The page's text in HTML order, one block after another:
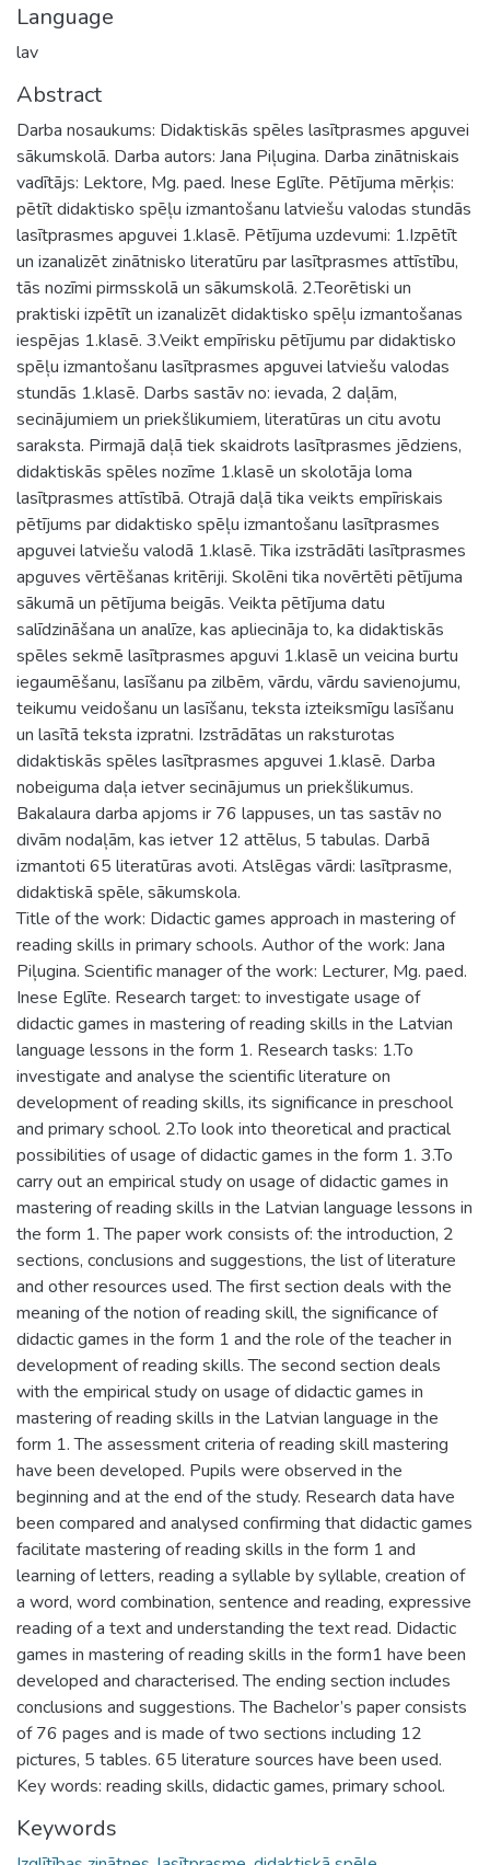
Language
lav
Abstract
Darba nosaukums: Didaktiskās spēles lasītprasmes apguvei
sākumskolā. Darba autors: Jana Piļugina. Darba zinātniskais
vadītājs: Lektore, Mg. paed. Inese Eglīte. Pētījuma mērķis:
pētīt didaktisko spēļu izmantošanu latviešu valodas stundās
lasītprasmes apguvei 1.klasē. Pētījuma uzdevumi: 1.Izpētīt
un izanalizēt zinātnisko literatūru par lasītprasmes attīstību,
tās nozīmi pirmsskolā un sākumskolā. 2.Teorētiski un
praktiski izpētīt un izanalizēt didaktisko spēļu izmantošanas
iespējas 1.klasē. 3.Veikt empīrisku pētījumu par didaktisko
spēļu izmantošanu lasītprasmes apguvei latviešu valodas
stundās 1.klasē. Darbs sastāv no: ievada, 2 daļām,
secinājumiem un priekšlikumiem, literatūras un citu avotu
saraksta. Pirmajā daļā tiek skaidrots lasītprasmes jēdziens,
didaktiskās spēles nozīme 1.klasē un skolotāja loma
lasītprasmes attīstībā. Otrajā daļā tika veikts empīriskais
pētījums par didaktisko spēļu izmantošanu lasītprasmes
apguvei latviešu valodā 1.klasē. Tika izstrādāti lasītprasmes
apguves vērtēšanas kritēriji. Skolēni tika novērtēti pētījuma
sākumā un pētījuma beigās. Veikta pētījuma datu
salīdzināšana un analīze, kas apliecināja to, ka didaktiskās
spēles sekmē lasītprasmes apguvi 1.klasē un veicina burtu
iegaumēšanu, lasīšanu pa zilbēm, vārdu, vārdu savienojumu,
teikumu veidošanu un lasīšanu, teksta izteiksmīgu lasīšanu
un lasītā teksta izpratni. Izstrādātas un raksturotas
didaktiskās spēles lasītprasmes apguvei 1.klasē. Darba
nobeiguma daļa ietver secinājumus un priekšlikumus.
Bakalaura darba apjoms ir 76 lappuses, un tas sastāv no
divām nodaļām, kas ietver 12 attēlus, 5 tabulas. Darbā
izmantoti 65 literatūras avoti. Atslēgas vārdi: lasītprasme,
didaktiskā spēle, sākumskola.
Title of the work: Didactic games approach in mastering of
reading skills in primary schools. Author of the work: Jana
Piļugina. Scientific manager of the work: Lecturer, Mg. paed.
Inese Eglīte. Research target: to investigate usage of
didactic games in mastering of reading skills in the Latvian
language lessons in the form 1. Research tasks: 1.To
investigate and analyse the scientific literature on
development of reading skills, its significance in preschool
and primary school. 2.To look into theoretical and practical
possibilities of usage of didactic games in the form 1. 3.To
carry out an empirical study on usage of didactic games in
mastering of reading skills in the Latvian language lessons in
the form 1. The paper work consists of: the introduction, 2
sections, conclusions and suggestions, the list of literature
and other resources used. The first section deals with the
meaning of the notion of reading skill, the significance of
didactic games in the form 1 and the role of the teacher in
development of reading skills. The second section deals
with the empirical study on usage of didactic games in
mastering of reading skills in the Latvian language in the
form 1. The assessment criteria of reading skill mastering
have been developed. Pupils were observed in the
beginning and at the end of the study. Research data have
been compared and analysed confirming that didactic games
facilitate mastering of reading skills in the form 1 and
learning of letters, reading a syllable by syllable, creation of
a word, word combination, sentence and reading, expressive
reading of a text and understanding the text read. Didactic
games in mastering of reading skills in the form1 have been
developed and characterised. The ending section includes
conclusions and suggestions. The Bachelor’s paper consists
of 76 pages and is made of two sections including 12
pictures, 5 tables. 65 literature sources have been used.
Key words: reading skills, didactic games, primary school.
Keywords